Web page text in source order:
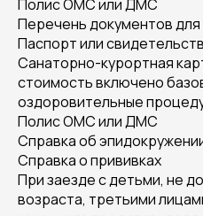
Полис ОМС или ДМС
Перечень документов
Паспорт или
Санаторно-курортная
стоимость включено
оздоровительные
Полис ОМС или ДМС
Справка об
Справка о прививках
При заезде с детьми, не
возраста, третьими